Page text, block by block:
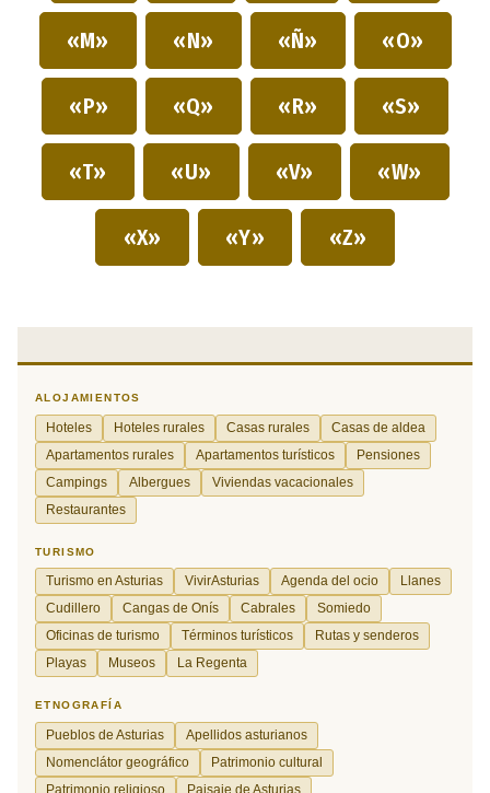
«M» «N» «Ñ» «O»
«P» «Q» «R» «S»
«T» «U» «V» «W»
«X» «Y» «Z»